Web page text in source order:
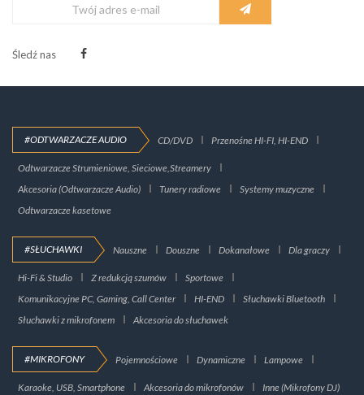
Śledź nas
#ODTWARZACZE AUDIO CD/DVD Przenośne HI-FI, HI-END
Odtwarzacze Strumieniowe, Sieciowe,Streamery
Akcesoria (Odtwarzacze Audio)
Tunery radiowe
Systemy muzyczne
Odtwarzacze kasetowe
#SŁUCHAWKI Nauszne Douszne Dokanałowe Dla graczy
Hi-Fi & Studio Z redukcją szumów
Sportowe
Komunikacyjne PC, Gaming, Call Center
HI-END
Słuchawki Bluetooth
Słuchawki z mikrofonem
Akcesoria do słuchawek
#MIKROFONY Pojemnościowe Dynamiczne Lampowe
Karaoke, USB, Smartphone Akcesoria do mikrofonów Inne (Mikrofony DJ)